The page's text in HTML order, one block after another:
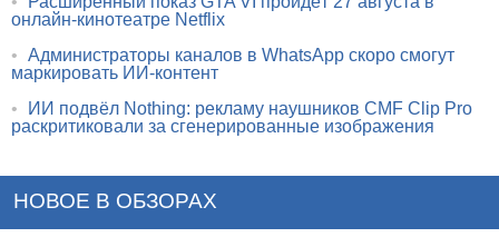
онлайн-кинотеатре Netflix
• Администраторы каналов в WhatsApp скоро смогут
маркировать ИИ-контент
•
ИИ подвёл Nothing: рекламу наушников CMF Clip Pro
раскритиковали за сгенерированные изображения
НОВОЕ В ОБЗОРАХ